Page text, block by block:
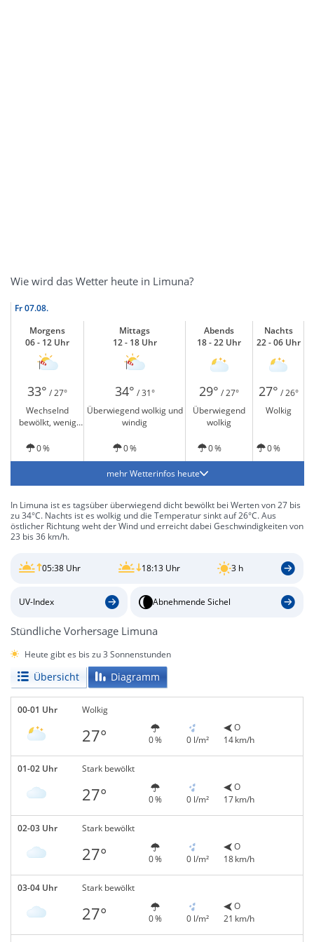
Wie wird das Wetter heute in Limuna?
Fr07.08.
Morgens
06 - 12 Uhr
Mittags
12 - 18 Uhr
Abends
18 - 22 Uhr
Nachts
22 - 06 Uhr
33° / 27° 34° / 31° 29° / 27° 27° / 26°
Wechselnd
bewölkt, wenig
Überwiegend wolkig und
windig
Überwiegend
wolkig
Wolkig
0 % 0 % 0 % 0 %
mehr Wetterinfos heute
In Limuna ist es tagsüber überwiegend dicht bewölkt bei Werten von 27 bis
zu 34°C. Nachts ist es wolkig und die Temperatur sinkt auf 26°C. Aus
östlicher Richtung weht der Wind und erreicht dabei Geschwindigkeiten von
23 bis 36 km/h.
05:38 Uhr 18:13 Uhr 3 h
UV-Index Abnehmende Sichel
Stündliche Vorhersage Limuna
Heute gibt es bis zu 3 Sonnenstunden
Übersicht Diagramm
00-01 Uhr Wolkig
27° 0 % 0 l/m²
O
14 km/h
01-02 Uhr Stark bewölkt
27° 0 % 0 l/m²
O
17 km/h
02-03 Uhr Stark bewölkt
27° 0 % 0 l/m²
O
18 km/h
03-04 Uhr Stark bewölkt
27° 0 % 0 l/m²
O
21 km/h